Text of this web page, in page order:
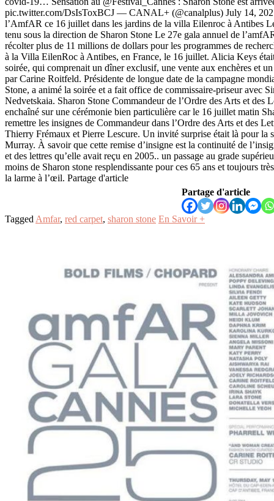
pic.twitter.com/DsIsToxBCJ — CANAL+ (@canalplus) July 14,
l’AmfAR ce 16 juillet dans les jardins de la villa Eilenroc à Antibes
tenu sous la direction de Sharon Stone Le 27e gala annuel de
récolter plus de 11 millions de dollars pour les programmes de
à la Villa EilenRoc à Antibes, en France, le 16 juillet. Alicia Keys
soirée, qui comprenait un dîner exclusif, une vente aux enchères et
par Carine Roitfeld. Présidente de longue date de la campagne
Stone, a animé la soirée et a fait office de commissaire-priseur avec
Nedvetskaia. Sharon Stone Commandeur de l’Ordre des Arts et des
enchaîné sur une cérémonie bien particulière car le 16 juillet matin
remettre les insignes de Commandeur dans l’Ordre des Arts et des
Thierry Frémaux et Pierre Lescure. Un invité surprise était là pour la
Murray. À savoir que cette remise d’insigne est la continuité de
et des lettres qu’elle avait reçu en 2005.. un passage au grade
moins de Sharon stone resplendissante pour ces 65 ans et toujours
la larme à l’œil. Partage d'article
Partage d'article
Tagged Amfar, red carpet, sharon stone En Savoir +